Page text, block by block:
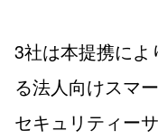
3社は本提携によ
る法人向けスマ
セキュリティー